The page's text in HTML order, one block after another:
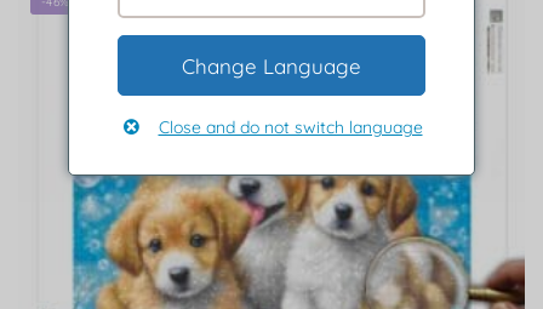
Change Language
Close and do not switch language